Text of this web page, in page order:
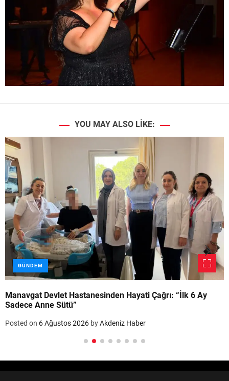
YOU MAY ALSO LIKE:
GÜNDEM
Manavgat Devlet Hastanesinden Hayati Çağrı: “İlk 6 Ay
Sadece Anne Sütü”
Posted on 6 Ağustos 2026 byAkdeniz Haber